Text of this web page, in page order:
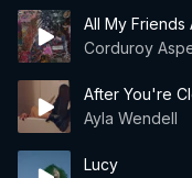
All My Friends
Corduroy
After You're
Ayla Wendell
Lucy